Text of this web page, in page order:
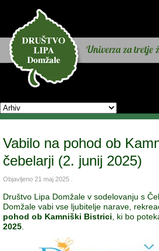
Vabilo na pohod ob
čebelarji (2. junij 2025)
Objavljeno 21 maj 2025
Društvo Lipa Domžale v sodelovanju s
Domžale vabi vse ljubitelje narave,
pohod ob Kamniški Bistrici , ki bo
2025